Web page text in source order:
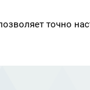
точно